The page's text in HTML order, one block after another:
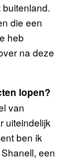
die een
heb
na deze
lopen?
van
uiteindelijk
ben ik
een